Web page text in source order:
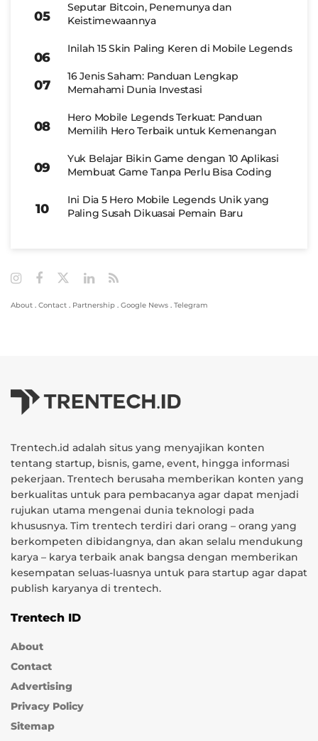
Seputar Bitcoin, Penemunya dan
Keistimewaannya
Inilah 15 Skin Paling Keren di Mobile Legends
16 Jenis Saham: Panduan Lengkap
Memahami Dunia Investasi
Hero Mobile Legends Terkuat: Panduan
Memilih Hero Terbaik untuk Kemenangan
Yuk Belajar Bikin Game dengan 10 Aplikasi
Membuat Game Tanpa Perlu Bisa Coding
Ini Dia 5 Hero Mobile Legends Unik yang
Paling Susah Dikuasai Pemain Baru
About . Contact . Partnership . Google News . Telegram
Trentech.id adalah situs yang menyajikan konten
tentang startup, bisnis, game, event, hingga informasi
pekerjaan. Trentech berusaha memberikan konten yang
berkualitas untuk para pembacanya agar dapat menjadi
rujukan utama mengenai dunia teknologi pada
khususnya. Tim trentech terdiri dari orang – orang yang
berkompeten dibidangnya, dan akan selalu mendukung
karya – karya terbaik anak bangsa dengan memberikan
kesempatan seluas-luasnya untuk para startup agar dapat
publish karyanya di trentech.
Trentech ID
About
Contact
Advertising
Privacy Policy
Sitemap